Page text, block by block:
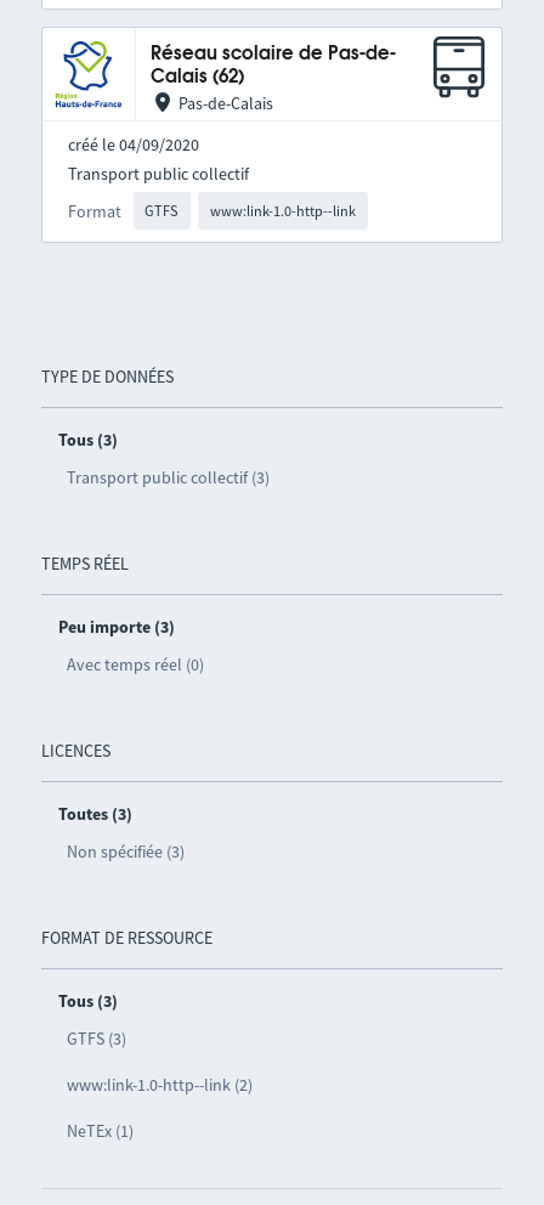
TYPE DE DONNÉES
Tous (3)
Transport public collectif (3)
TEMPS RÉEL
Peu importe (3)
Avec temps réel (0)
LICENCES
Toutes (3)
Non spécifiée (3)
FORMAT DE RESSOURCE
Tous (3)
GTFS (3)
www:link-1.0-http--link (2)
NeTEx (1)
Réseau scolaire de Pas-de-
Calais (62)
Pas-de-Calais
créé le 04/09/2020
Format GTFS www:link-1.0-http--link
Transport public collectif